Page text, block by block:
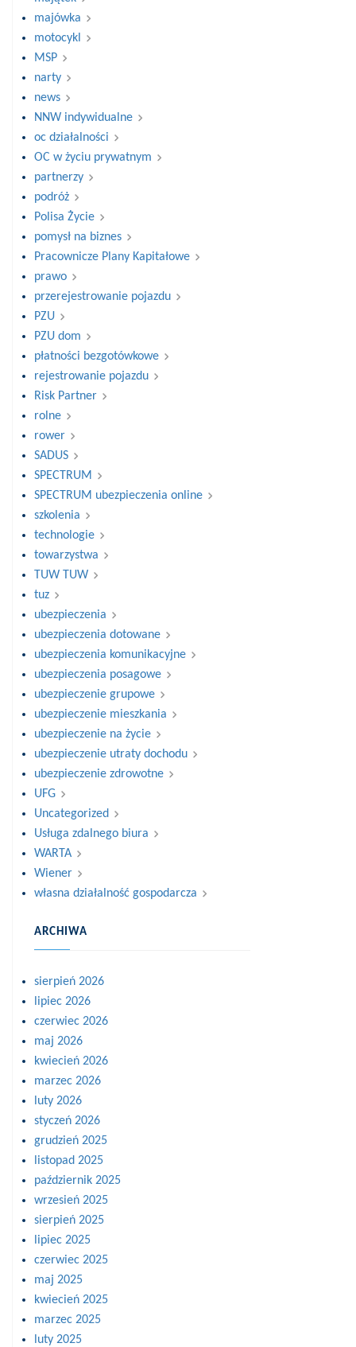
majówka
motocykl
MSP
narty
news
NNW indywidualne
oc działalności
OC w życiu prywatnym
partnerzy
podróż
Polisa Życie
pomysł na biznes
Pracownicze Plany Kapitałowe
prawo
przerejestrowanie pojazdu
PZU
PZU dom
płatności bezgotówkowe
rejestrowanie pojazdu
Risk Partner
rolne
rower
SADUS
SPECTRUM
SPECTRUM ubezpieczenia online
szkolenia
technologie
towarzystwa
TUW TUW
tuz
ubezpieczenia
ubezpieczenia dotowane
ubezpieczenia komunikacyjne
ubezpieczenia posagowe
ubezpieczenie grupowe
ubezpieczenie mieszkania
ubezpieczenie na życie
ubezpieczenie utraty dochodu
ubezpieczenie zdrowotne
UFG
Uncategorized
Usługa zdalnego biura
WARTA
Wiener
własna działalność gospodarcza
ARCHIWA
sierpień 2026
lipiec 2026
czerwiec 2026
maj 2026
kwiecień 2026
marzec 2026
luty 2026
styczeń 2026
grudzień 2025
listopad 2025
październik 2025
wrzesień 2025
sierpień 2025
lipiec 2025
czerwiec 2025
maj 2025
kwiecień 2025
marzec 2025
luty 2025